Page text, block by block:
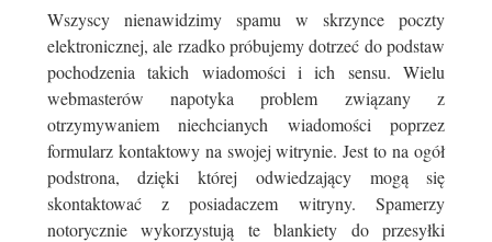
Wszyscy nienawidzimy spamu w skrzynce poczty
elektronicznej, ale rzadko próbujemy dotrzeć do podstaw
pochodzenia takich wiadomości i ich sensu. Wielu
webmasterów napotyka problem związany z
otrzymywaniem niechcianych wiadomości poprzez
formularz kontaktowy na swojej witrynie. Jest to na ogół
podstrona, dzięki której odwiedzający mogą się
skontaktować z posiadaczem witryny. Spamerzy
notorycznie wykorzystują te blankiety do przesyłki